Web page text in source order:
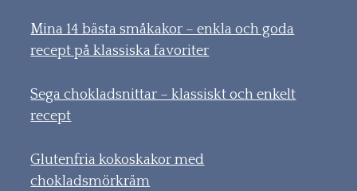
Mina 14 bästa småkakor – enkla och goda
recept på klassiska favoriter
Sega chokladsnittar – klassiskt och enkelt
recept
Glutenfria kokoskakor med
chokladsmörkräm